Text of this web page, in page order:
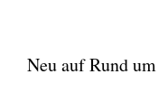
Neu auf Rund